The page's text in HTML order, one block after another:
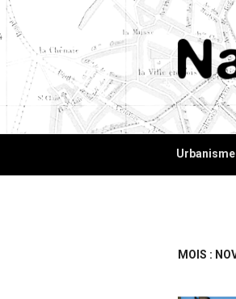
Aller
au
contenu
principal
Plus
Urbanisme
MOIS :